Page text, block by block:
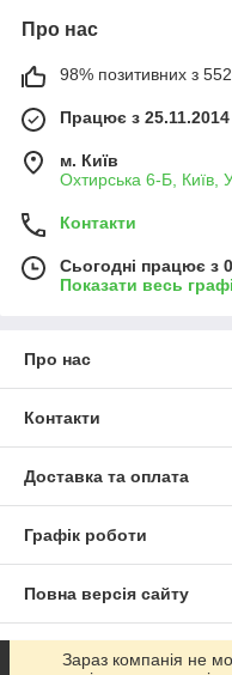
Про нас
98% позитивних з 552
Працює з 25.11.2014
м. Київ
Охтирська 6-Б, Київ,
Контакти
Сьогодні працює з
Показати весь
Про нас
Контакти
Доставка та оплата
Графік роботи
Повна версія сайту
Сайт створено на
Зараз компанія не